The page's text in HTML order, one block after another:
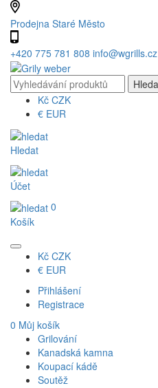
Prodejna Staré Město
+420 775 781 808 info@wgrills.cz
Kč CZK
€ EUR
Hledat
Účet
0
Košík
Kč CZK
€ EUR
Přihlášení
Registrace
0 Můj košík
Grilování
Kanadská kamna
Koupací kádě
Soutěž